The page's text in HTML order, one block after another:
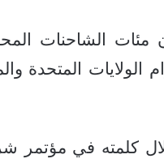
الشاحنات
الولايات المتحدة
كلمته في مؤتمر